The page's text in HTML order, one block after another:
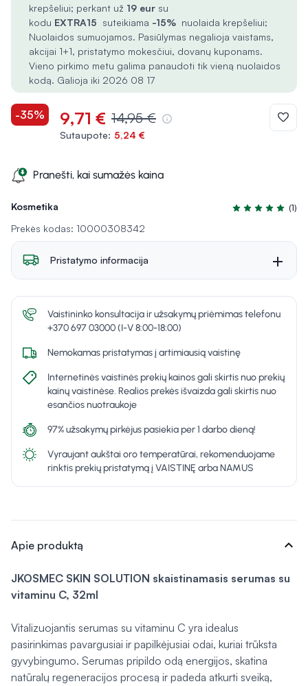
Kosmetika
Įvertinimas 5.0
(1)
Prekės kodas: 10000308342
krepšeliui; perkant už 19 eur su
kodu EXTRA15 suteikiama -15% nuolaida krepšeliui;
Nuolaidos sumuojamos. Pasiūlymas negalioja vaistams,
akcijai 1+1, pristatymo mokesčiui, dovanų kuponams.
Vieno pirkimo metu galima panaudoti tik vieną nuolaidos
kodą. Galioja iki 2026 08 17
-35% 9,71 € 14,95 €
Sutaupote: 5,24 €
Pranešti, kai sumažės kaina
Pristatymo informacija
Vaistininko konsultacija ir užsakymų priėmimas telefonu
+370 697 03000 (I-V 8:00-18:00)
Nemokamas pristatymas į artimiausią vaistinę
Internetinės vaistinės prekių kainos gali skirtis nuo prekių
kainų vaistinėse. Realios prekės išvaizda gali skirtis nuo
esančios nuotraukoje
97% užsakymų pirkėjus pasiekia per 1 darbo dieną!
Vyraujant aukštai oro temperatūrai, rekomenduojame
rinktis prekių pristatymą į VAISTINĘ arba NAMUS
Apie produktą expand_more
JKOSMEC SKIN SOLUTION skaistinamasis serumas su
vitaminu C, 32ml
Vitalizuojantis serumas su vitaminu C yra idealus
pasirinkimas pavargusiai ir papilkėjusiai odai, kuriai trūksta
gyvybingumo. Serumas pripildo odą energijos, skatina
natūralų regeneracijos procesą ir padeda atkurti sveiką,